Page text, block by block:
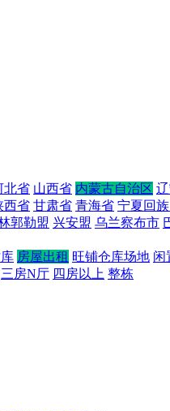
北省 山西省 内蒙古自治区
西省 甘肃省 青海省 宁夏回
郭勒盟 兴安盟 乌兰察布市
房屋出租 旺铺仓库场地 闲
三房N厅 四房以上 整栋